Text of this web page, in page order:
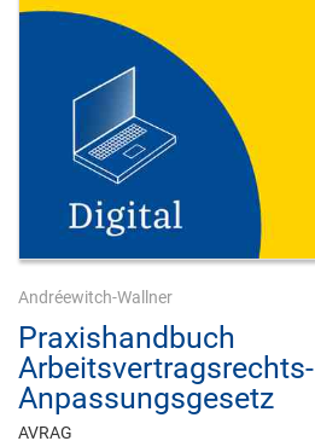
Andréewitch-Wallner
Praxishandbuch
Arbeitsvertragsrechts-
Anpassungsgesetz
AVRAG